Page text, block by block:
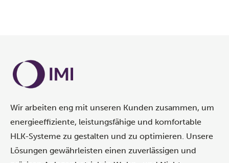
Wir arbeiten eng mit unseren Kunden zusammen, um
energieeffiziente, leistungsfähige und komfortable
HLK-Systeme zu gestalten und zu optimieren. Unsere
Lösungen gewährleisten einen zuverlässigen und